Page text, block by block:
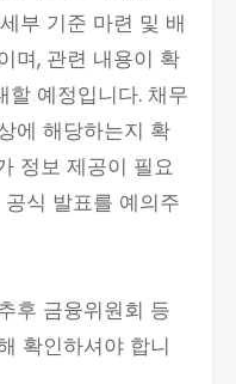
부 기준 마련 및 배
며, 관련 내용이 확
할 예정입니다. 채무
에 해당하는지 확
정보 제공이 필요
식 발표를 예의주
후 금융위원회 등
확인하셔야 합니